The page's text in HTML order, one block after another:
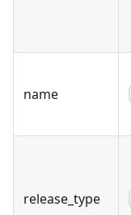
name
release_type